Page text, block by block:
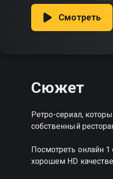
Смотреть
Сюжет
Ретро-сериал,
собственный
Посмотреть онлайн
хорошем HD